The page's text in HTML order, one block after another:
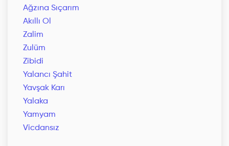
Ağzına Sıçarım
Akıllı Ol
Zalim
Zulüm
Zibidi
Yalancı Şahit
Yavşak Karı
Yalaka
Yamyam
Vicdansız